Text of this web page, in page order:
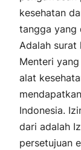
kesehatan
tangga yang
Adalah surat
Menteri
alat
Indonesia.
dari adalah
persetujuan